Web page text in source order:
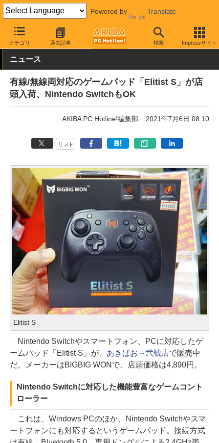
Powered by Translate
カテゴリ 過去記事 検索 Impressサイト
AKIBA PC Hotline! PC周辺機器 ゲーミングデバイス ゲームパ
ニュース
有線/無線両対応のゲームパッド「Elitist S」が店
頭入荷、Nintendo SwitchもOK
AKIBA PC Hotline!編集部 2021年7月6日 08:10
リスト
Elitist S
Nintendo Switchやスマートフォン、PCに対応したゲ
ームパッド「Elitist S」が、 あきばお～弐號店で販売中
だ。メーカーはBIGBIG WONで、店頭価格は4,890円。
Nintendo Switchに対応した機能豊富なゲームコント
ローラー
これは、Windows PCのほか、Nintendo Switchやスマ
ートフォンにも対応するというゲームパッド。接続方式